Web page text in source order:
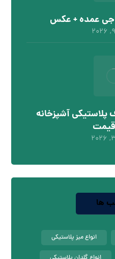
عمده + عکس
آشپزخانه
قیمت
ها
انواع میز پلاستیکی